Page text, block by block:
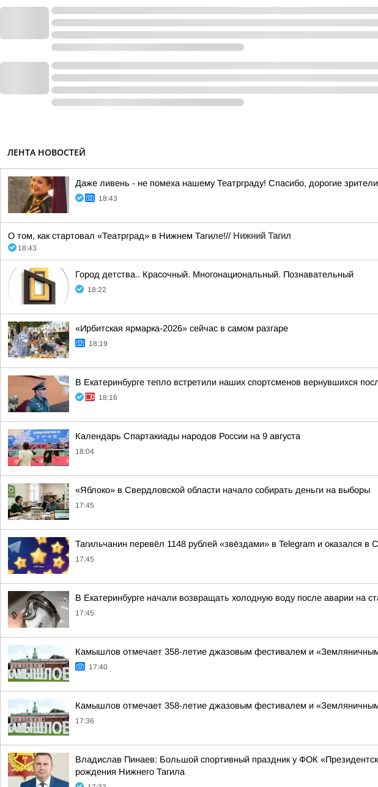
ЛЕНТА НОВОСТЕЙ
Даже ливень - не помеха нашему Театрграду! Спасибо, дорогие
18:43
О том, как стартовал «Театрград» в Нижнем Тагиле!// Нижний Тагил
18:43
Город детства.. Красочный. Многонациональный. Познавательный
18:22
«Ирбитская ярмарка-2026» сейчас в самом разгаре
18:19
В Екатеринбурге тепло встретили наших спортсменов вернувшихся
18:16
Календарь Спартакиады народов России на 9 августа
18:04
«Яблоко» в Свердловской области начало собирать деньги на выборы
17:45
Тагильчанин перевёл 1148 рублей «звёздами» в Telegram и оказался в
17:45
В Екатеринбурге начали возвращать холодную воду после аварии на
17:45
Камышлов отмечает 358-летие джазовым фестивалем и
17:40
Камышлов отмечает 358-летие джазовым фестивалем и
17:36
Владислав Пинаев: Большой спортивный праздник у ФОК
рождения Нижнего Тагила